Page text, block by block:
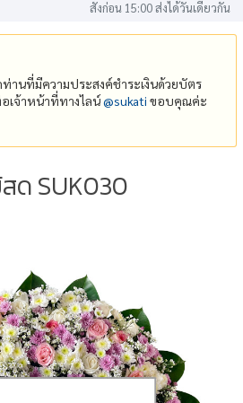
สั่งก่อน 15:00 ส่งได้วันเดียวกัน
ท่านที่มีความประสงค์ชำระเงินด้วยบัตร
เจ้าหน้าที่ทางไลน์@‌sukati ขอบคุณค่ะ
ด SUK030